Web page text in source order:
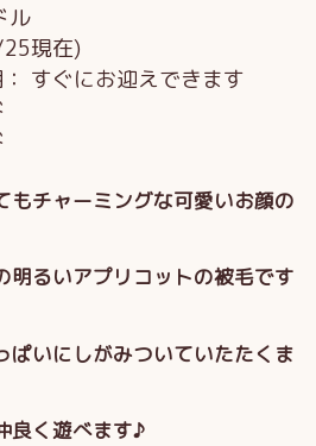
ル
現在)
すぐにお迎えできます
チャーミングな可愛いお顔の
るいアプリコットの被毛です
いにしがみついていたたくま
良く遊べます♪